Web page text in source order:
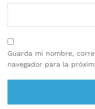
Guarda mi nombre,
navegador para la